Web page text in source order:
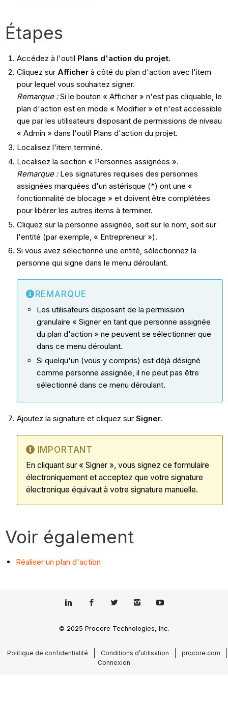
Étapes
Accédez à l'outil Plans d'action du projet.
Cliquez sur Afficherà côté du plan d'action avec l'item
pour lequel vous souhaitez signer.
Remarque :Si le bouton « Afficher » n'est pas cliquable, le
plan d'action est en mode « Modifier » et n'est accessible
que par les utilisateurs disposant de permissions de niveau
« Admin » dans l'outil Plans d'action du projet.
Localisez l'item terminé.
Localisez la section « Personnes assignées ».
Remarque : Les signatures requises des personnes
assignées marquées d'un astérisque (*) ont une «
fonctionnalité de blocage » et doivent être complétées
pour libérer les autres items à terminer.
Cliquez sur la personne assignée, soit sur le nom, soit sur
l'entité (par exemple, « Entrepreneur »).
Si vous avez sélectionné une entité, sélectionnez la
personne qui signe dans le menu déroulant.
REMARQUE
Les utilisateurs disposant de la permission
granulaire « Signer en tant que personne assignée
du plan d'action » ne peuvent se sélectionner que
dans ce menu déroulant.
Si quelqu'un (vous y compris) est déjà désigné
comme personne assignée, il ne peut pas être
sélectionné dans ce menu déroulant.
Ajoutez la signature et cliquez sur Signer.
IMPORTANT
En cliquant sur « Signer », vous signez ce formulaire
électroniquement et acceptez que votre signature
électronique équivaut à votre signature manuelle.
Voir également
Réaliser un plan d'action
© 2025 Procore Technologies, Inc.
Politique de confidentialité Conditions d’utilisation
procore.com
Connexion